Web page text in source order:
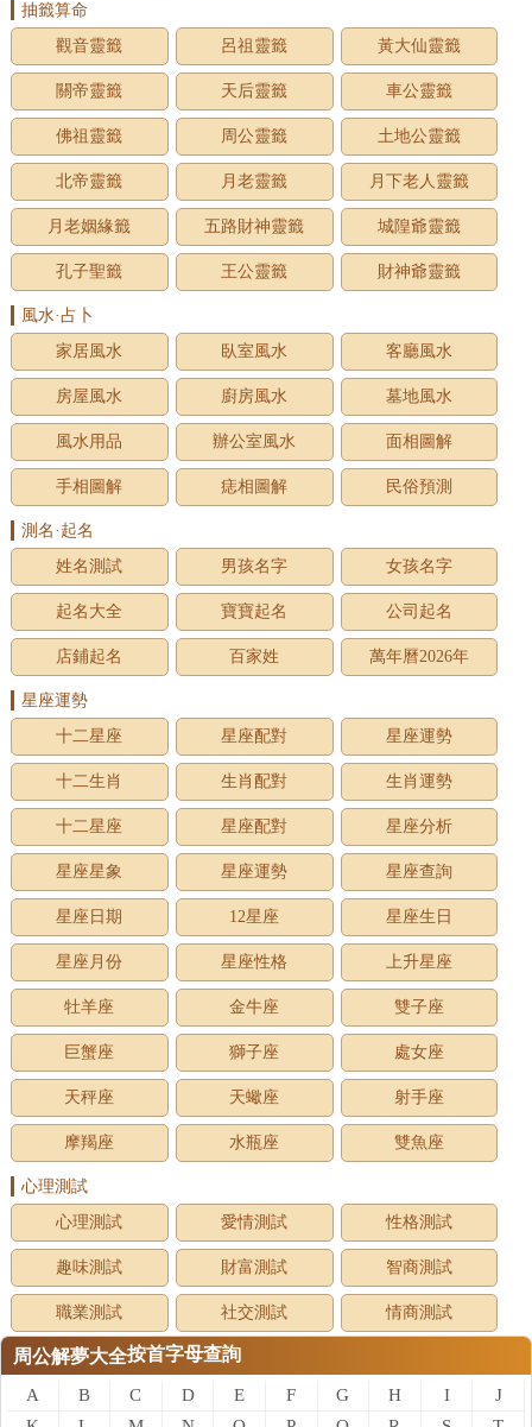
抽籤算命
觀音靈籤
呂祖靈籤 黃大仙靈籤
關帝靈籤 天后靈籤 車公靈籤
佛祖靈籤 周公靈籤 土地公靈籤
北帝靈籤 月老靈籤 月下老人靈籤
月老姻緣籤 五路財神靈籤 城隍爺靈籤
孔子聖籤 王公靈籤 財神爺靈籤
風水·占卜
家居風水
臥室風水 客廳風水
房屋風水 廚房風水 墓地風水
風水用品 辦公室風水 面相圖解
手相圖解 痣相圖解 民俗預測
測名·起名
姓名測試
男孩名字 女孩名字
起名大全 寶寶起名 公司起名
店鋪起名 百家姓 萬年曆2026年
星座運勢
十二星座
星座配對 星座運勢
十二生肖 生肖配對 生肖運勢
十二星座 星座配對 星座分析
星座星象 星座運勢 星座查詢
星座日期 12星座 星座生日
星座月份 星座性格 上升星座
牡羊座 金牛座 雙子座
巨蟹座 獅子座 處女座
天秤座 天蠍座 射手座
摩羯座 水瓶座 雙魚座
心理測試
心理測試
愛情測試 性格測試
趣味測試 財富測試 智商測試
職業測試 社交測試 情商測試
周公解夢大全按首字母查詢
A B C D E F G H I
J